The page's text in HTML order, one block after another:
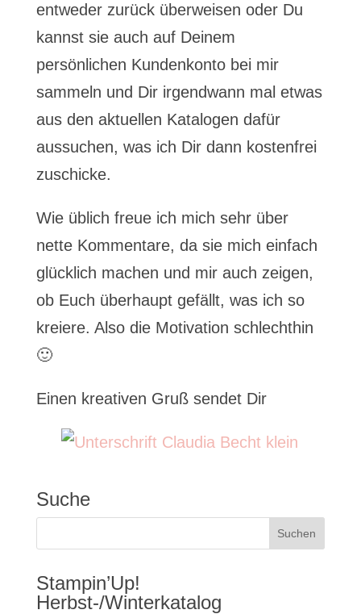
entweder zurück überweisen oder Du
kannst sie auch auf Deinem
persönlichen Kundenkonto bei mir
sammeln und Dir irgendwann mal etwas
aus den aktuellen Katalogen dafür
aussuchen, was ich Dir dann kostenfrei
zuschicke.
Wie üblich freue ich mich sehr über
nette Kommentare, da sie mich einfach
glücklich machen und mir auch zeigen,
ob Euch überhaupt gefällt, was ich so
kreiere. Also die Motivation schlechthin
🙂
Einen kreativen Gruß sendet Dir
Suche
Stampin’Up!
Herbst-/Winterkatalog